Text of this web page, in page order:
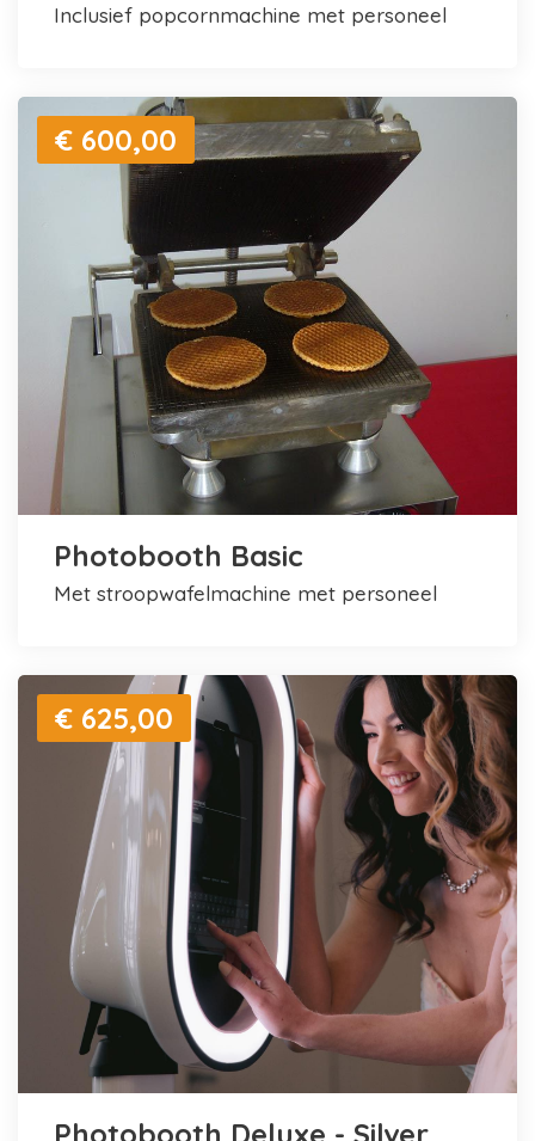
inclusief popcornmachine met personeel
€ 600,00
Photobooth Basic
met stroopwafelmachine met personeel
€ 625,00
Photobooth Deluxe - Silver